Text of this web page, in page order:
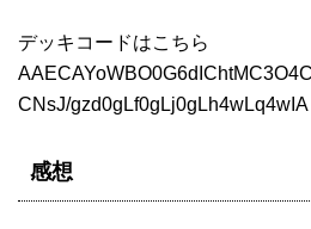
デッキコードはこちら
CNsJ/gzd0gLf0gLj0gLh4wLq4wIA
感想